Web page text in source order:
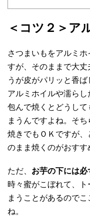
＜コツ２＞ア
さつまいもをアルミ
すが、そのままで大
うが皮がパリッと香ば
アルミホイルや濡ら
包んで焼くとどうし
まうんですよね。そ
焼きでもＯＫですが
のまま焼くのがおす
ただ、 お芋の下には必
時々蜜がこぼれて、
まうことがあるので
ね。